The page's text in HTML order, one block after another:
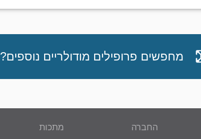
מחפשים פרופילים מודולריים נוספים?
החברה מתכות